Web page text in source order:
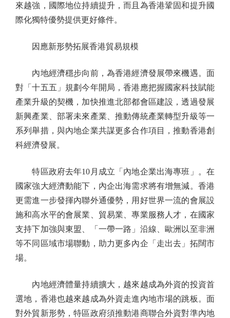
來越強，國際地位持續提升，而且為香港鞏固和提升國
際化獨特優勢提供更好條件。
因應新形勢拓展香港貿易規模
內地經濟穩步向前，為香港經濟發展帶來機遇。面
對「十五五」規劃今年開局，香港應把握國家科技賦能
產業升級的契機，加快推進北部都會區建設，透過發展
新興產業、部署未來產業、推動傳統產業轉型升級等一
系列舉措，與內地企業共謀更多合作項目，推動香港創
科經濟發展。
特區政府去年10月成立「內地企業出海專班」。在
國家強大經濟動能下，內企出海需求將有增無減。香港
更需進一步發揮內聯外通優勢，用好世界一流的會展設
施和高水平的會展業、貿易業、專業服務人才，在國家
支持下加強與東盟、「一帶一路」沿線、歐洲以至非洲
等不同區域市場聯動，助力更多內企「走出去」拓闊市
場。
內地經濟體量持續擴大，越來越成為外資的投資首
選地，香港也越來越成為外資走進內地市場的跳板。面
對外貿新形勢，特區政府須推動港商聯合外資對準內地